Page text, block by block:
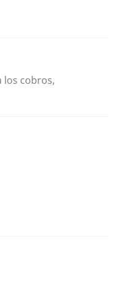
los cobros,